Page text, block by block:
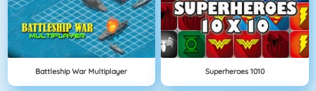
Battleship War Multiplayer Superheroes 1010